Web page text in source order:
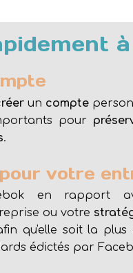
un compte
pour
.
votre
en rapport
ou votre
qu'elle soit la plus
édictés par